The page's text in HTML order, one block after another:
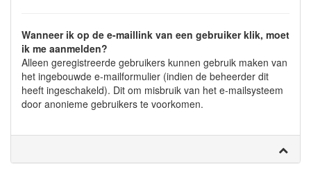
Wanneer ik op de e-maillink van een gebruiker klik, moet
ik me aanmelden?
Alleen geregistreerde gebruikers kunnen gebruik maken van
het ingebouwde e-mailformulier (indien de beheerder dit
heeft ingeschakeld). Dit om misbruik van het e-mailsysteem
door anonieme gebruikers te voorkomen.